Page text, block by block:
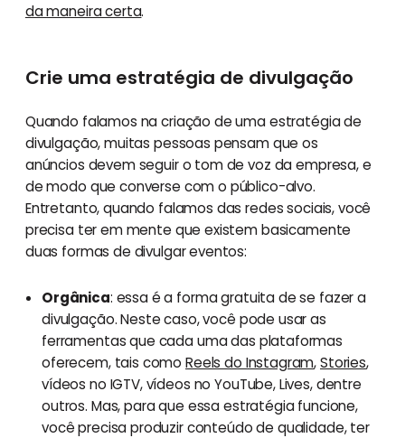
da maneira certa.
Crie uma estratégia de divulgação
Quando falamos na criação de uma estratégia de
divulgação, muitas pessoas pensam que os
anúncios devem seguir o tom de voz da empresa, e
de modo que converse com o público-alvo.
Entretanto, quando falamos das redes sociais, você
precisa ter em mente que existem basicamente
duas formas de divulgar eventos:
Orgânica: essa é a forma gratuita de se fazer a
divulgação. Neste caso, você pode usar as
ferramentas que cada uma das plataformas
oferecem, tais comoReels do Instagram,Stories,
vídeos no IGTV, vídeos no YouTube, Lives, dentre
outros. Mas, para que essa estratégia funcione,
você precisa produzir conteúdo de qualidade, ter